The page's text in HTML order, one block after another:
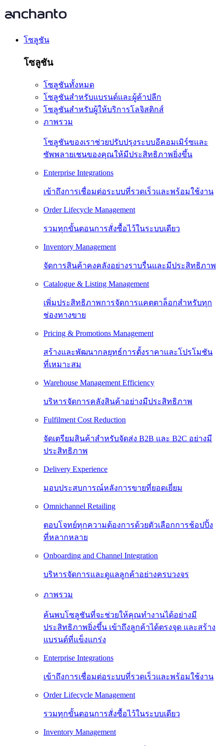
โซลูชัน
โซลูชัน
โซลูชันทั้งหมด
โซลูชันสำหรับแบรนด์และผู้ค้าปลีก
โซลูชันสำหรับผู้ให้บริการโลจิสติกส์
ภาพรวม
โซลูชันของเราช่วยปรับปรุงระบบอีคอมเมิร์ซและ
ซัพพลายเชนของคุณให้มีประสิทธิภาพยิ่งขึ้น
Enterprise Integrations
เข้าถึงการเชื่อมต่อระบบที่รวดเร็วและพร้อมใช้งาน
Order Lifecycle Management
รวมทุกขั้นตอนการสั่งซื้อไว้ในระบบเดียว
Inventory Management
จัดการสินค้าคงคลังอย่างราบรื่นและมีประสิทธิภาพ
Catalogue & Listing Management
เพิ่มประสิทธิภาพการจัดการแคตตาล็อกสำหรับทุก
ช่องทางขาย
Pricing & Promotions Management
สร้างและพัฒนากลยุทธ์การตั้งราคาและโปรโมชัน
ที่เหมาะสม
Warehouse Management Efficiency
บริหารจัดการคลังสินค้าอย่างมีประสิทธิภาพ
Fulfilment Cost Reduction
จัดเตรียมสินค้าสำหรับจัดส่ง B2B และ B2C อย่างมี
ประสิทธิภาพ
Delivery Experience
มอบประสบการณ์หลังการขายที่ยอดเยี่ยม
Omnichannel Retailing
ตอบโจทย์ทุกความต้องการด้วยตัวเลือกการช้อปปิ้ง
ที่หลากหลาย
Onboarding and Channel Integration
บริหารจัดการและดูแลลูกค้าอย่างครบวงจร
ภาพรวม
ค้นพบโซลูชันที่จะช่วยให้คุณทำงานได้อย่างมี
ประสิทธิภาพยิ่งขึ้น เข้าถึงลูกค้าได้ตรงจุด และสร้าง
แบรนด์ที่แข็งแกร่ง
Enterprise Integrations
เข้าถึงการเชื่อมต่อระบบที่รวดเร็วและพร้อมใช้งาน
Order Lifecycle Management
รวมทุกขั้นตอนการสั่งซื้อไว้ในระบบเดียว
Inventory Management